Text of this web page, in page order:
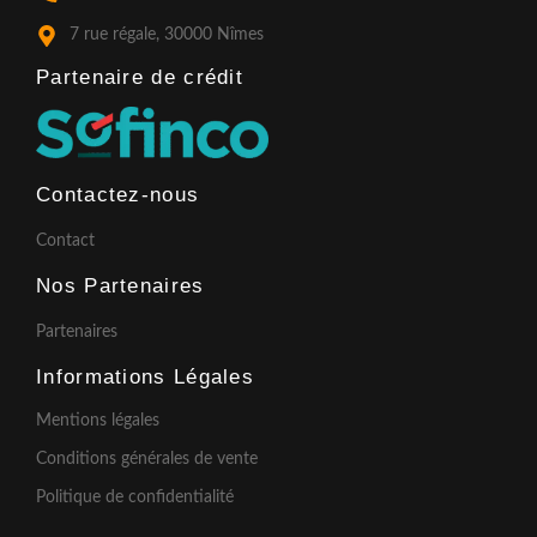
f
7 rue régale, 30000 Nîmes
Partenaire de crédit​
Contactez-nous
Contact
Nos Partenaires
Partenaires
Informations Légales
Mentions légales
Conditions générales de vente
Politique de confidentialité